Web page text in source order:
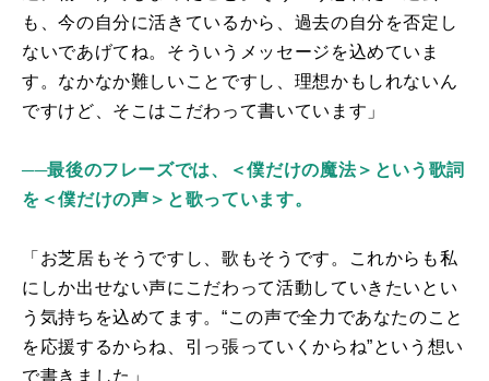
も、今の自分に活きているから、過去の自分を否定し
ないであげてね。そういうメッセージを込めていま
す。なかなか難しいことですし、理想かもしれないん
ですけど、そこはこだわって書いています」
──最後のフレーズでは、＜僕だけの魔法＞という歌詞
を＜僕だけの声＞と歌っています。
「お芝居もそうですし、歌もそうです。これからも私
にしか出せない声にこだわって活動していきたいとい
う気持ちを込めてます。“この声で全力であなたのこと
を応援するからね、引っ張っていくからね”という想い
で書きました」